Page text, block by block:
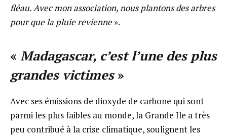
fléau. Avec mon association, nous plantons des arbres
pour que la pluie revienne».
« Madagascar, c’est l’une des plus
grandes victimes»
Avec ses émissions de dioxyde de carbone qui sont
parmi les plus faibles au monde, la Grande Ile a très
peu contribué à la crise climatique, soulignent les